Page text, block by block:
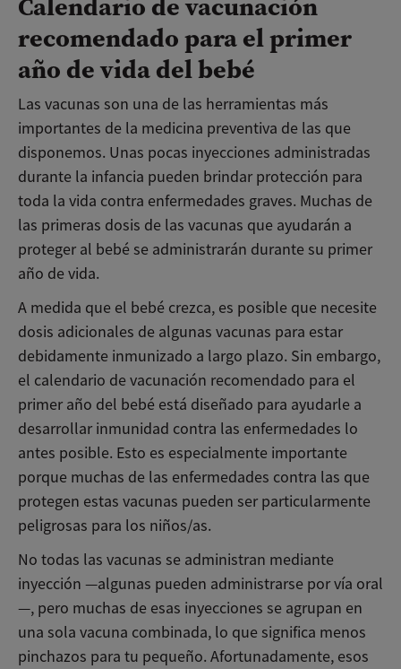
recomendado para el primer
año de vida del bebé
Las vacunas son una de las herramientas más
importantes de la medicina preventiva de las que
disponemos. Unas pocas inyecciones administradas
durante la infancia pueden brindar protección para
toda la vida contra enfermedades graves. Muchas de
las primeras dosis de las vacunas que ayudarán a
proteger al bebé se administrarán durante su primer
año de vida.
A medida que el bebé crezca, es posible que necesite
dosis adicionales de algunas vacunas para estar
debidamente inmunizado a largo plazo. Sin embargo,
el calendario de vacunación recomendado para el
primer año del bebé está diseñado para ayudarle a
desarrollar inmunidad contra las enfermedades lo
antes posible. Esto es especialmente importante
porque muchas de las enfermedades contra las que
protegen estas vacunas pueden ser particularmente
peligrosas para los niños/as.
No todas las vacunas se administran mediante
inyección —algunas pueden administrarse por vía oral
—, pero muchas de esas inyecciones se agrupan en
una sola vacuna combinada, lo que significa menos
pinchazos para tu pequeño. Afortunadamente, esos